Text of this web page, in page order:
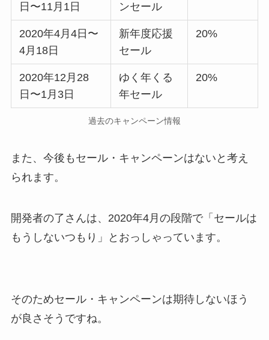
日〜11月1日
ンセール
2020年4月4日〜
4月18日
新年度応援
セール
20%
2020年12月28
日〜1月3日
ゆく年くる
年セール
20%
過去のキャンペーン情報
また、今後もセール・キャンペーンはないと考え
られます。
開発者の了さんは、2020年4月の段階で「セールは
もうしないつもり」とおっしゃっています。
そのためセール・キャンペーンは期待しないほう
が良さそうですね。